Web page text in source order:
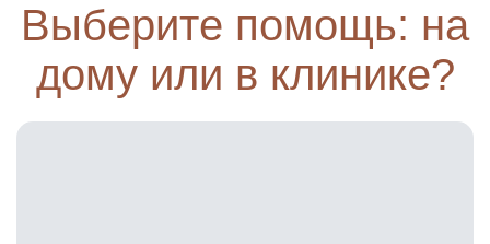
Выберите помощь: на
дому или в клинике?